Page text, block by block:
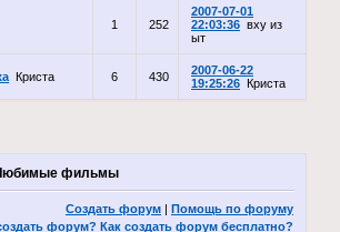
1 252
2007-07-01
22:03:36 вху из
ыт
Криста 6 430
2007-06-22
19:25:26 Криста
фильмы
Создать форум | Помощь по форуму